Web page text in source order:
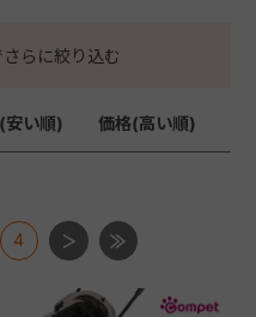
らに絞り込む
安い順) 価格(高い順)
4